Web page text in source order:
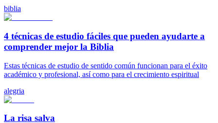
biblia
4 técnicas de estudio fáciles que pueden ayudarte a
comprender mejor la Biblia
Estas técnicas de estudio de sentido común funcionan para el éxito
académico y profesional, así como para el crecimiento espiritual
alegria
La risa salva